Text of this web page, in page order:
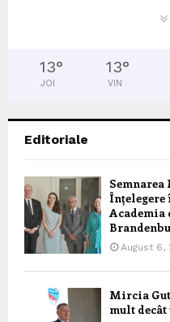
13°
JOI
13°
VIN
Editoriale
Înțelegere
Academia
August 6,
Mircia
mult decât